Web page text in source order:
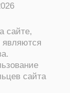
сайте,
являются
сайта